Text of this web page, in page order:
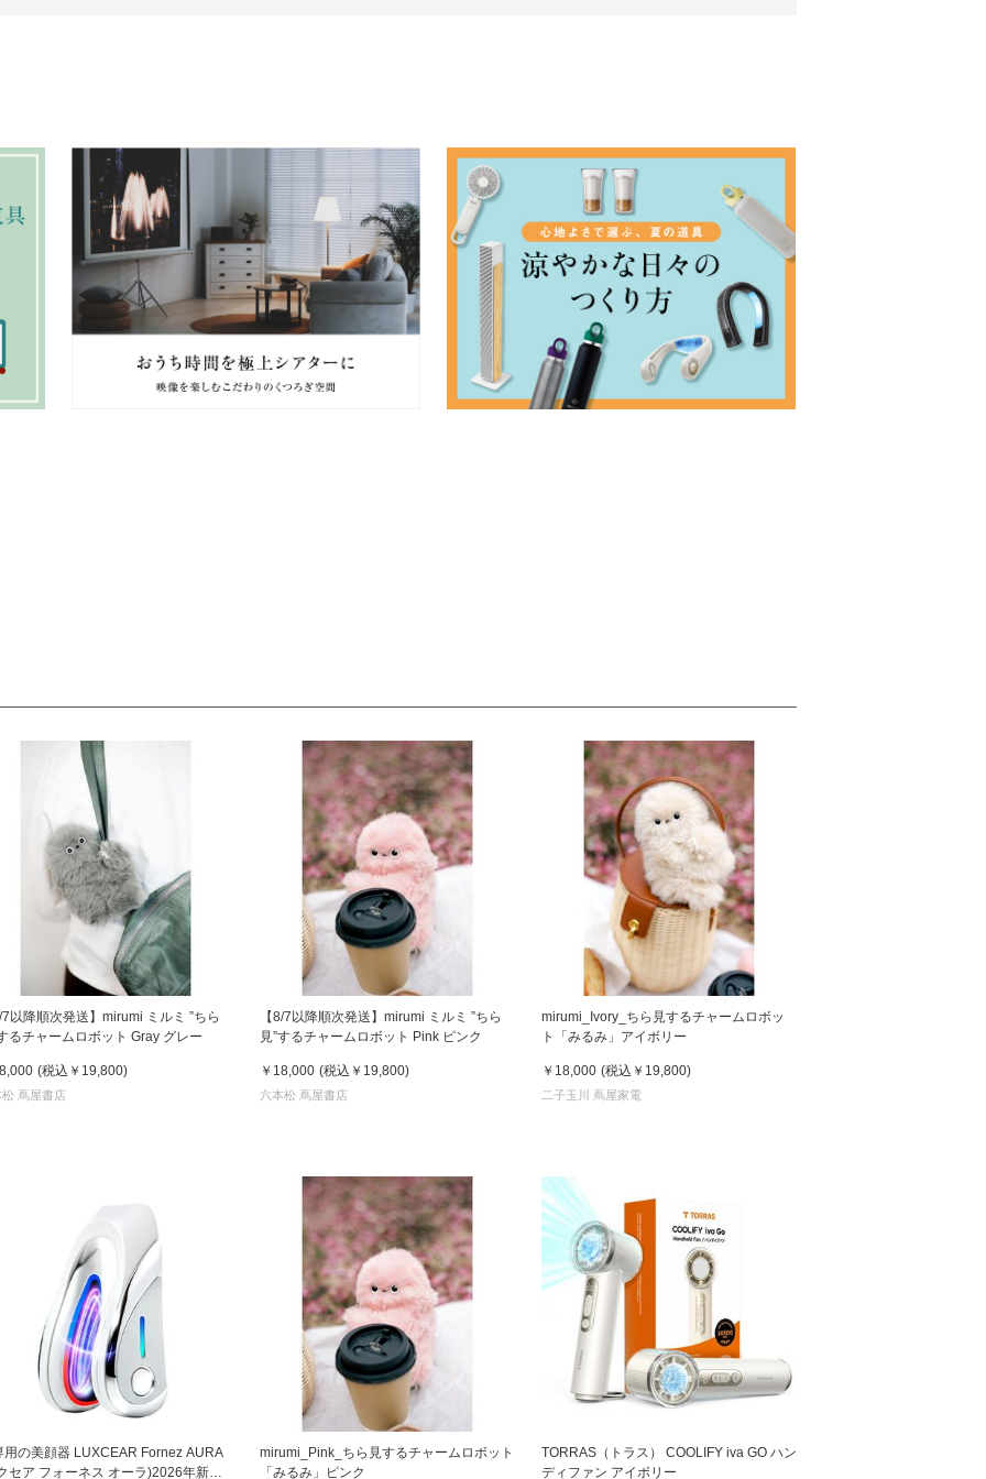
以降順次発送】mirumi ミルミ ”ちら
るチャームロボット Gray グレー
(税込 ￥19,800)
蔦屋書店
【8/7以降順次発送】mirumi ミルミ ”ちら
見”するチャームロボット Pink ピンク
￥18,000 (税込 ￥19,800)
六本松 蔦屋書店
mirumi_Ivory_ちら見するチャームロボッ
ト「みるみ」アイボリー
￥18,000 (税込 ￥19,800)
二子玉川 蔦屋家電
用の美顔器 LUXCEAR Fornez AURA
セア フォーネス オーラ)2026年新型
mirumi_Pink_ちら見するチャームロボット
「みるみ」ピンク
TORRAS（トラス） COOLIFY iva GO ハン
ディファン アイボリー